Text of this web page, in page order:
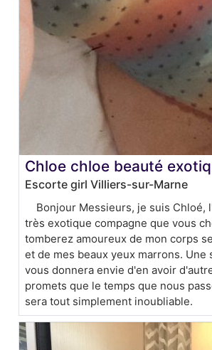
Chloe chloe beauté
Escorte girl Villiers-sur-Marne
Bonjour Messieurs, je suis Chloé,
très exotique compagne que vous
tomberez amoureux de mon corps
et de mes beaux yeux marrons. Une
vous donnera envie d'en avoir
promets que le temps que nous
sera tout simplement inoubliable.